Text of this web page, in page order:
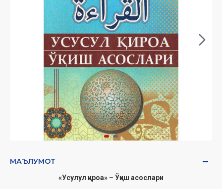
МАЪЛУМОТ
«Усулул қироа» – Ўқиш асослари